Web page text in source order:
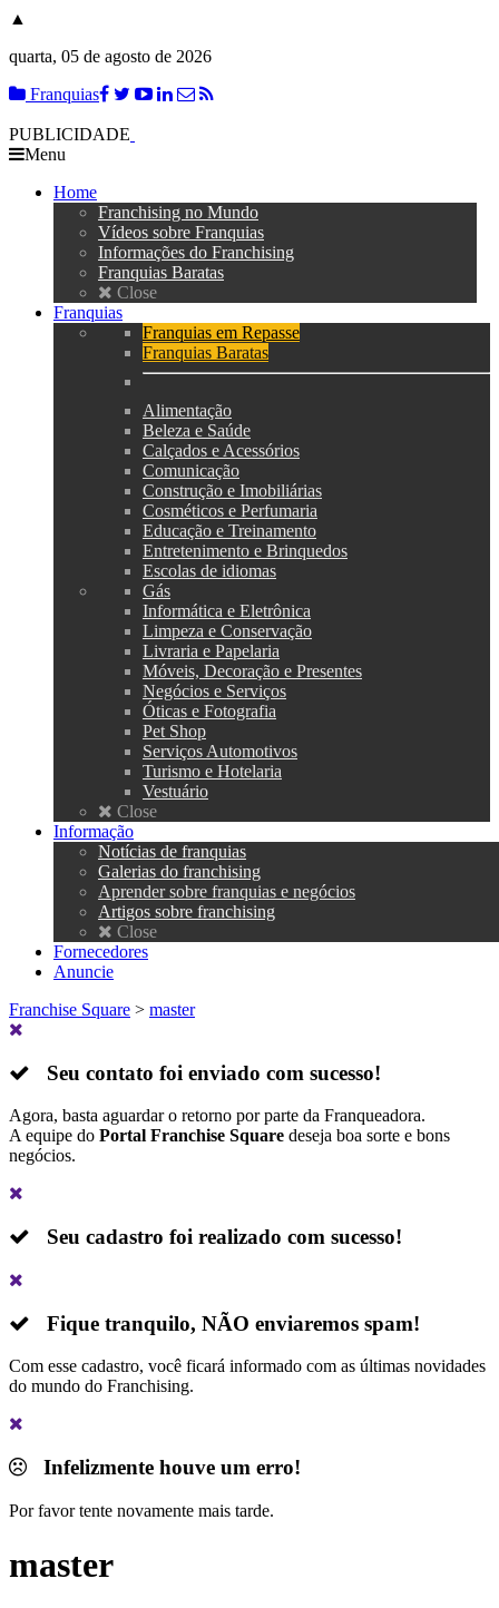
▲
quarta, 05 de agosto de 2026
Franquias
PUBLICIDADE
Menu
Home
Franchising no Mundo
Vídeos sobre Franquias
Informações do Franchising
Franquias Baratas
Close
Franquias
Franquias em Repasse
Franquias Baratas
Alimentação
Beleza e Saúde
Calçados e Acessórios
Comunicação
Construção e Imobiliárias
Cosméticos e Perfumaria
Educação e Treinamento
Entretenimento e Brinquedos
Escolas de idiomas
Gás
Informática e Eletrônica
Limpeza e Conservação
Livraria e Papelaria
Móveis, Decoração e Presentes
Negócios e Serviços
Óticas e Fotografia
Pet Shop
Serviços Automotivos
Turismo e Hotelaria
Vestuário
Close
Informação
Notícias de franquias
Galerias do franchising
Aprender sobre franquias e negócios
Artigos sobre franchising
Close
Fornecedores
Anuncie
Franchise Square > master
Seu contato foi enviado com sucesso!
Agora, basta aguardar o retorno por parte da Franqueadora.
A equipe do Portal Franchise Square deseja boa sorte e bons
negócios.
Seu cadastro foi realizado com sucesso!
Fique tranquilo, NÃO enviaremos spam!
Com esse cadastro, você ficará informado com as últimas novidades
do mundo do Franchising.
Infelizmente houve um erro!
Por favor tente novamente mais tarde.
master